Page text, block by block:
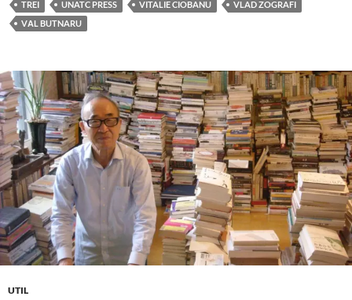
TREI
UNATC PRESS VITALIE CIOBANU
VLAD ZOGRAFI
VАL BUTNARU
UTIL